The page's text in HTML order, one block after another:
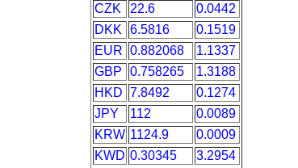
CZK
22.6
0.0442
DKK
6.5816
0.1519
EUR 0.882068
1.1337
GBP
0.758265
1.3188
HKD 7.8492
0.1274
JPY
112
0.0089
KRW 1124.9
0.0009
KWD 0.30345
3.2954